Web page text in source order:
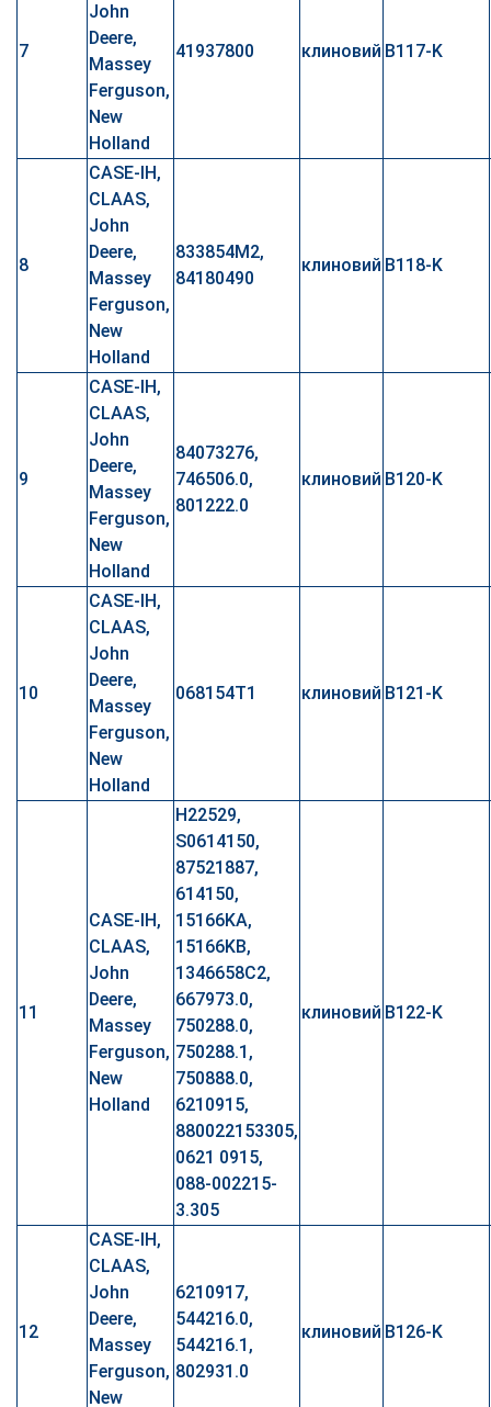
7
John
Deere,
Massey
Ferguson,
New
Holland
41937800 клиновий B117-K
8
CASE-IH,
CLAAS,
John
Deere,
Massey
Ferguson,
New
Holland
833854M2,
84180490
клиновий B118-K
9
CASE-IH,
CLAAS,
John
Deere,
Massey
Ferguson,
New
Holland
84073276,
746506.0,
801222.0
клиновий B120-K
10
CASE-IH,
CLAAS,
John
Deere,
Massey
Ferguson,
New
Holland
068154T1 клиновий B121-K
11
CASE-IH,
CLAAS,
John
Deere,
Massey
Ferguson,
New
Holland
H22529,
S0614150,
87521887,
614150,
15166KA,
15166KB,
1346658C2,
667973.0,
750288.0,
750288.1,
750888.0,
6210915,
880022153305,
0621 0915,
088-002215-
3.305
клиновий B122-K
12
CASE-IH,
CLAAS,
John
Deere,
Massey
Ferguson,
New
6210917,
544216.0,
544216.1,
802931.0
клиновий B126-K